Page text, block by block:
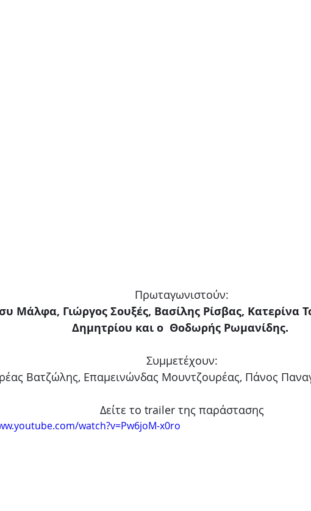
Πρωταγωνιστούν:
Μάλφα, Γιώργος Σουξές, Βασίλης Ρίσβας, Κατερίνα
Δημητρίου και ο  Θοδωρής Ρωμανίδης.
Συμμετέχουν:
Βατζώλης, Επαμεινώνδας Μουντζουρέας, Πάνος
Δείτε το trailer της παράστασης
watch?v=Pw6joM-x0ro